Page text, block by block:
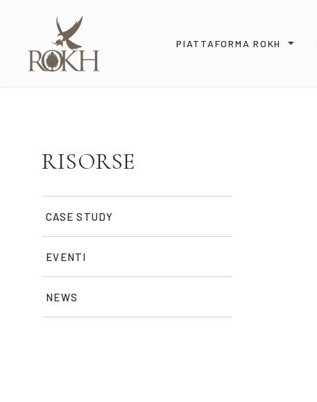
PIATTAFORMA ROKH
RISORSE
CASE STUDY
EVENTI
NEWS